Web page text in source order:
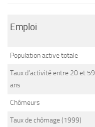
Emploi
Population active totale
Taux d’activité entre 20 et 59
ans
Chômeurs
Taux de chômage (1999)